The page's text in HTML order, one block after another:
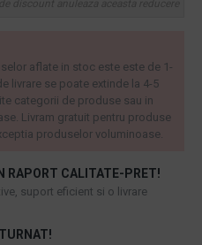
RAPORT CALITATE-PRET!
suport eficient si o livrare
aflate in stoc este este de 1-
livrare se poate extinde la 4-5
categorii de produse sau in
Livram gratuit pentru produse
produselor voluminoase.